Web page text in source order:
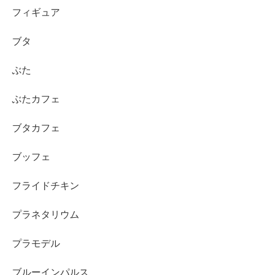
フィギュア
ブタ
ぶた
ぶたカフェ
ブタカフェ
ブッフェ
フライドチキン
プラネタリウム
プラモデル
ブルーインパルス